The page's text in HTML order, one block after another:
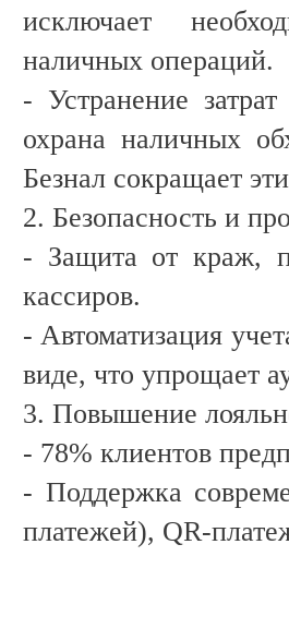
исключает
наличных операций.
- Устранение
охрана наличных
Безнал сокращает
2. Безопасность и
- Защита от краж,
кассиров.
- Автоматизация
виде, что упрощает
3. Повышение
- 78% клиентов
- Поддержка
платежей), QR-